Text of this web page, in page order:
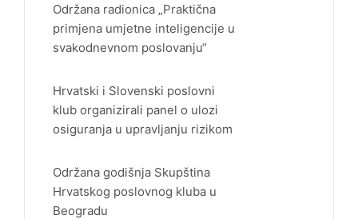
Održana radionica „Praktična
primjena umjetne inteligencije u
svakodnevnom poslovanju“
Hrvatski i Slovenski poslovni
klub organizirali panel o ulozi
osiguranja u upravljanju rizikom
Održana godišnja Skupština
Hrvatskog poslovnog kluba u
Beogradu